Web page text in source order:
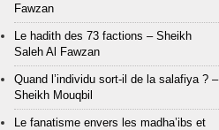
Fawzan
Le hadith des 73 factions – Sheikh
Saleh Al Fawzan
Quand l’individu sort-il de la salafiya ? –
Sheikh Mouqbil
Le fanatisme envers les madha’ibs et